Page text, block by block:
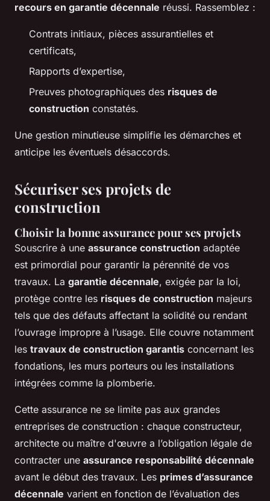
recours en garantie décennale réussi. Rassemblez :
Contrats initiaux, pièces assurantielles et
certificats,
Rapports d’expertise,
Preuves photographiques des risques de
construction constatés.
Une gestion minutieuse simplifie les démarches et
anticipe les éventuels désaccords.
Sécuriser ses projets de
construction
Choisir la bonne assurance pour ses projets
Souscrire à une assurance construction adaptée
est primordial pour garantir la pérennité de vos
travaux. La garantie décennale, exigée par la loi,
protège contre les risques de construction majeurs
tels que des défauts affectant la solidité ou rendant
l’ouvrage impropre à l’usage. Elle couvre notamment
les travaux de construction garantis concernant les
fondations, les murs porteurs ou les installations
intégrées comme la plomberie.
Cette assurance ne se limite pas aux grandes
entreprises de construction : chaque constructeur,
architecte ou maître d'œuvre a l’obligation légale de
contracter une assurance responsabilité décennale
avant le début des travaux. Les primes d’assurance
décennale varient en fonction de l’évaluation des